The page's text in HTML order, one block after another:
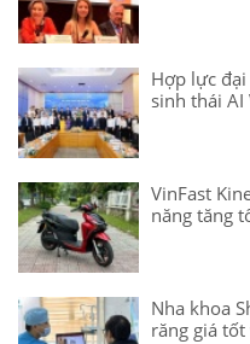
Hợp lực
sinh thái AI
VinFast
năng tăng
Nha khoa
răng giá